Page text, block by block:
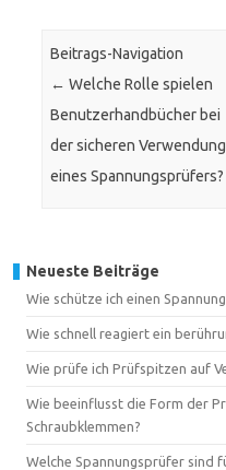
Beitrags-Navigation
← Welche Rolle spielen
Benutzerhandbücher bei
der sicheren Verwendung
eines Spannungsprüfers?
Neueste Beiträge
Wie schütze ich einen
Wie schnell reagiert ein
Wie prüfe ich Prüfspitzen auf
Wie beeinflusst die Form der
Schraubklemmen?
Welche Spannungsprüfer sind